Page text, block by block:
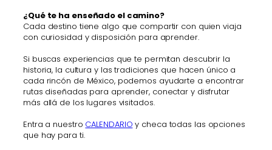
¿Qué te ha enseñado el camino?
Cada destino tiene algo que compartir con quien viaja
con curiosidad y disposición para aprender.
Si buscas experiencias que te permitan descubrir la
historia, la cultura y las tradiciones que hacen único a
cada rincón de México, podemos ayudarte a encontrar
rutas diseñadas para aprender, conectar y disfrutar
más allá de los lugares visitados.
Entra a nuestro CALENDARIO y checa todas las opciones
que hay para ti.